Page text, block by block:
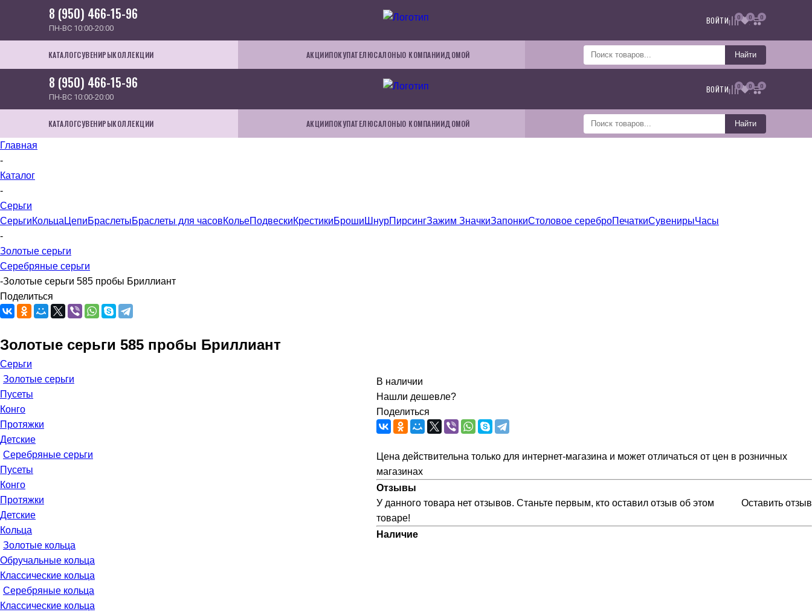
8 (950) 466-15-96
ПН-ВС 10:00-20:00
ВОЙТИ 0 0 0
КАТАЛОГСУВЕНИРЫКОЛЛЕКЦИИ АКЦИИПОКУПАТЕЛЮСАЛОНЫО КОМПАНИИДОМОЙ Найти
8 (950) 466-15-96
ПН-ВС 10:00-20:00
ВОЙТИ 0 0 0
КАТАЛОГСУВЕНИРЫКОЛЛЕКЦИИ АКЦИИПОКУПАТЕЛЮСАЛОНЫО КОМПАНИИДОМОЙ Найти
Главная
-
Каталог
-
Серьги
СерьгиКольца ЦепиБраслетыБраслеты для часовКольеПодвескиКрестикиБроши ШнурПирсингЗажим ЗначкиЗапонкиСтоловое сереброПечаткиСувенирыЧасы
-
Золотые серьги
Серебряные серьги
-Золотые серьги 585 пробы Бриллиант
Поделиться
Золотые серьги 585 пробы Бриллиант
В наличии
Нашли дешевле?
Поделиться
Цена действительна только для интернет-магазина и может отличаться от цен в розничных
магазинах
Отзывы
Оставить отзыв
У данного товара нет отзывов. Станьте первым, кто оставил отзыв об этом
товаре!
Наличие
Серьги
Золотые серьги
Пусеты
Конго
Протяжки
Детские
Серебряные серьги
Пусеты
Конго
Протяжки
Детские
Кольца
Золотые кольца
Обручальные кольца
Классические кольца
Серебряные кольца
Классические кольца